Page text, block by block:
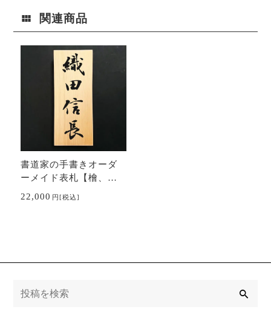
関連商品
書道家の手書きオーダ
ーメイド表札【檜、
桧、ヒノキ】
22,000 円[税込]